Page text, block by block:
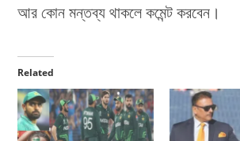
আর কোন মন্তব্য থাকলে কমেন্ট করবেন।
Related